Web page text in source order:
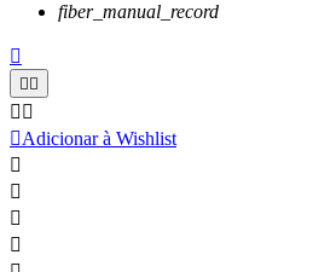
fiber_manual_record

 
 
Adicionar à Wishlist



